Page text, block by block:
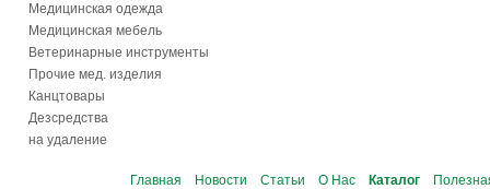
Медицинская одежда
Медицинская мебель
Ветеринарные инструменты
Прочие мед. изделия
Канцтовары
Дезсредства
на удаление
Главная Новости Статьи О Нас Каталог